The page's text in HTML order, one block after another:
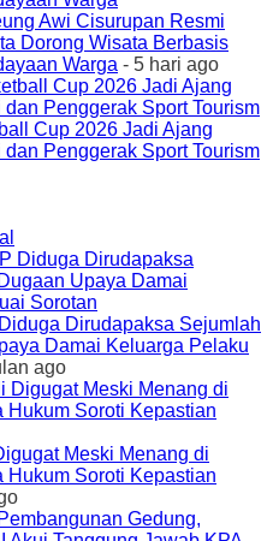
Awi Cisurupan Resmi
Dorong Wisata Berbasis
Warga - 5 hari ago
Cup 2026 Jadi Ajang
Penggerak Sport Tourism
Dirudapaksa Sejumlah
Damai Keluarga Pelaku
ago
Meski Menang di
Hukum Soroti Kepastian